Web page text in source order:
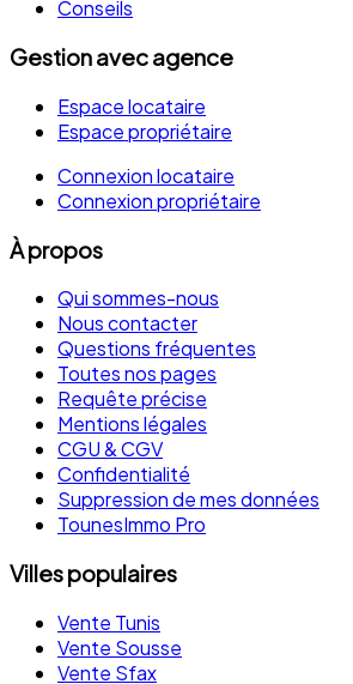
Conseils
Gestion avec agence
Espace locataire
Espace propriétaire
Connexion locataire
Connexion propriétaire
À propos
Qui sommes-nous
Nous contacter
Questions fréquentes
Toutes nos pages
Requête précise
Mentions légales
CGU & CGV
Confidentialité
Suppression de mes données
TounesImmo Pro
Villes populaires
Vente Tunis
Vente Sousse
Vente Sfax